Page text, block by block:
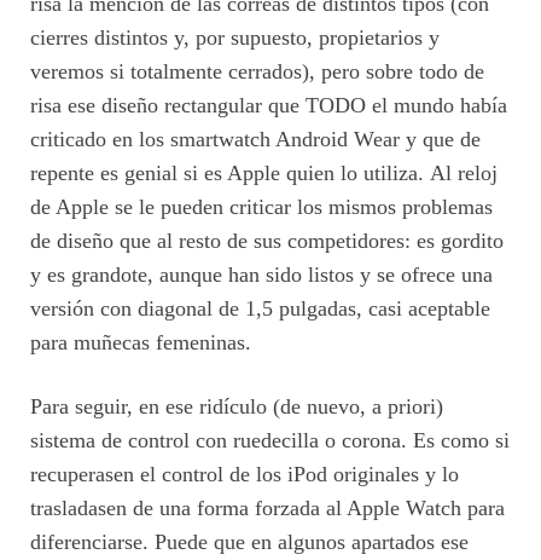
cierres distintos y, por supuesto, propietarios y
veremos si totalmente cerrados), pero sobre todo de
risa ese diseño rectangular que TODO el mundo había
criticado en los smartwatch Android Wear y que de
repente es genial si es Apple quien lo utiliza. Al reloj
de Apple se le pueden criticar los mismos problemas
de diseño que al resto de sus competidores: es gordito
y es grandote, aunque han sido listos y se ofrece una
versión con diagonal de 1,5 pulgadas, casi aceptable
para muñecas femeninas.
Para seguir, en ese ridículo (de nuevo, a priori)
sistema de control con ruedecilla o corona. Es como si
recuperasen el control de los iPod originales y lo
trasladasen de una forma forzada al Apple Watch para
diferenciarse. Puede que en algunos apartados ese